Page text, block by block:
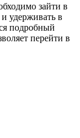
зайти в
удерживать в
подробный
перейти в